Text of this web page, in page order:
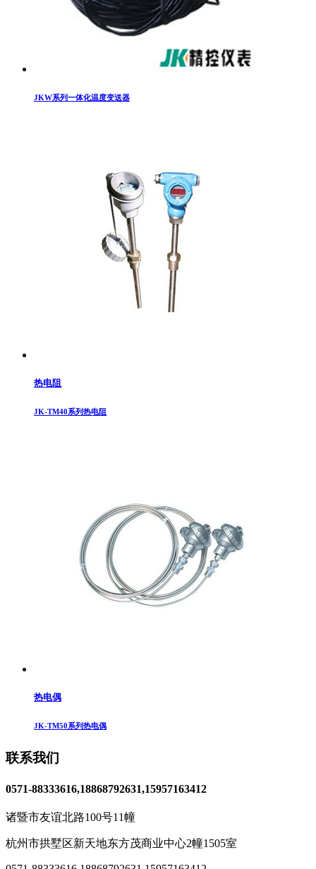
JKW系列一体化温度变送器
热电阻
JK-TM40系列热电阻
热电偶
JK-TM50系列热电偶
联系我们
0571-88333616,18868792631,15957163412
诸暨市友谊北路100号11幢
杭州市拱墅区新天地东方茂商业中心2幢1505室